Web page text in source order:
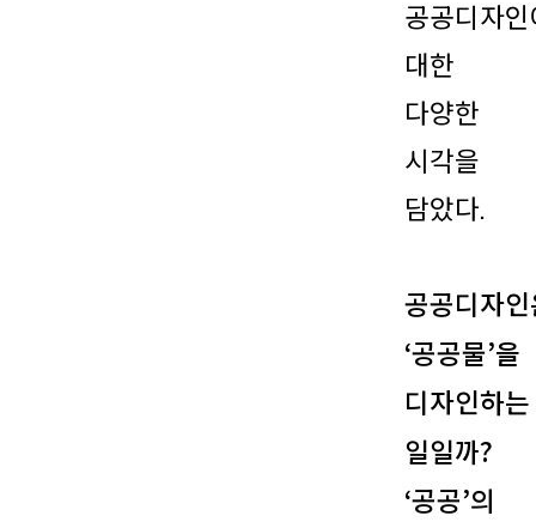
공공디자
대한
다양한
시각을
담았다.
공공디자
‘공공물’을
디자인하는
일일까?
‘공공’의